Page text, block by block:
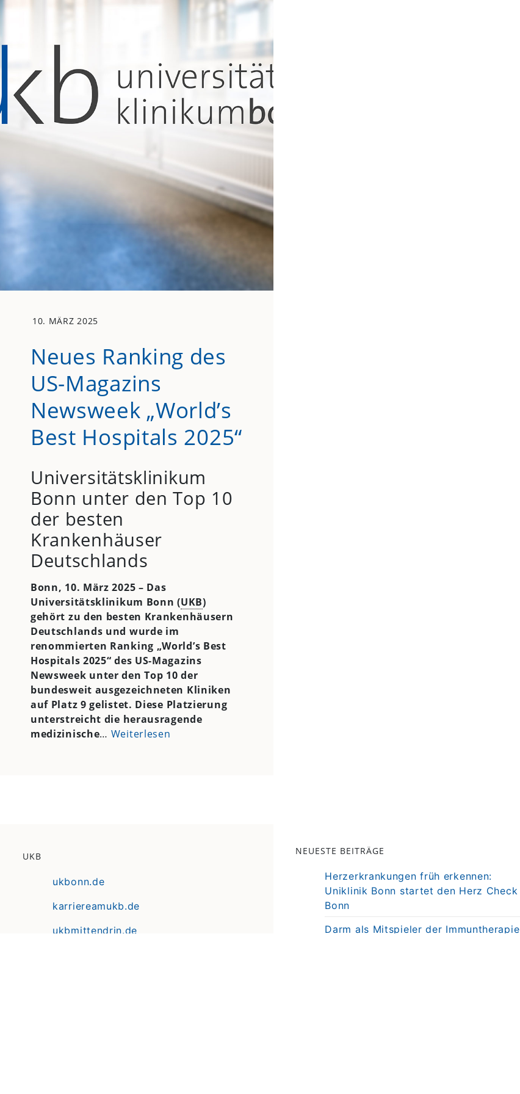
10. MÄRZ 2025
Neues Ranking des
US-Magazins
Newsweek „World’s
Best Hospitals 2025“
Universitätsklinikum
Bonn unter den Top 10
der besten
Krankenhäuser
Deutschlands
Bonn, 10. März 2025 – Das
Universitätsklinikum Bonn (UKB)
gehört zu den besten Krankenhäusern
Deutschlands und wurde im
renommierten Ranking „World’s Best
Hospitals 2025“ des US-Magazins
Newsweek unter den Top 10 der
bundesweit ausgezeichneten Kliniken
auf Platz 9 gelistet. Diese Platzierung
unterstreicht die herausragende
medizinische… Weiterlesen
UKB
ukbonn.de
karriereamukb.de
ukbmittendrin.de
NEUESTE BEITRÄGE
Herzerkrankungen früh erkennen:
Uniklinik Bonn startet den Herz Check
Bonn
Darm als Mitspieler der Immuntherapie